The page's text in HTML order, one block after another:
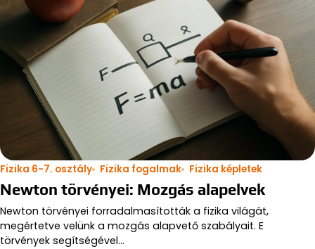
Fizika 6-7. osztály Fizika fogalmak Fizika képletek
Newton törvényei: Mozgás alapelvek
Newton törvényei forradalmasították a fizika világát,
megértetve velünk a mozgás alapvető szabályait. E
törvények segítségével…